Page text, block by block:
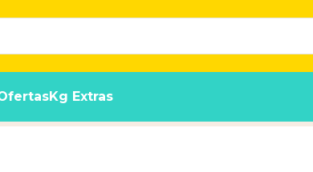
Kg Extras
Perro Cachorro De Raza Mediana x1 kg